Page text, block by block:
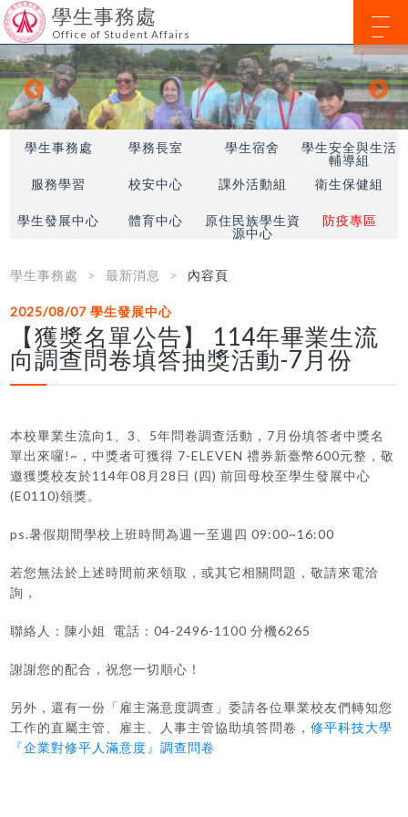
學生事務處
Office of Student Affairs
學生事務處 學務長室 學生宿舍
學生安全與生活
輔導組
服務學習
校安中心 課外活動組 衛生保健組
學生發展中心 體育中心
原住民族學生資
源中心
防疫專區
學生事務處 最新消息 內容頁
2025/08/07學生發展中心
【獲獎名單公告】 114年畢業生流
向調查問卷填答抽獎活動-7月份
本校畢業生流向1、3、5年問卷調查活動，7月份填答者中獎名
單出來囉!~，中獎者可獲得 7-ELEVEN 禮券新臺幣600元整，敬
邀獲獎校友於114年08月28日 (四) 前回母校至學生發展中心
(E0110)領獎。
ps.暑假期間學校上班時間為週一至週四 09:00~16:00
若您無法於上述時間前來領取，或其它相關問題，敬請來電洽
詢，
聯絡人：陳小姐 電話：04-2496-1100 分機6265
謝謝您的配合，祝您一切順心！
另外，還有一份「雇主滿意度調查」委請各位畢業校友們轉知您
工作的直屬主管、雇主、人事主管協助填答問卷，修平科技大學
『企業對修平人滿意度』調查問卷